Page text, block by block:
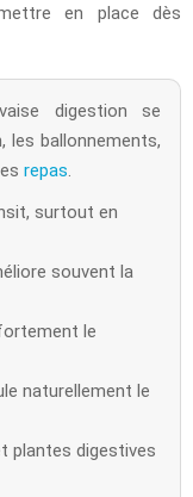
en place dès
digestion se
les ballonnements,
repas
surtout en
souvent la
le
naturellement le
plantes digestives